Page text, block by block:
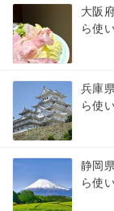
大阪
ら使
兵庫
ら使
静岡
ら使